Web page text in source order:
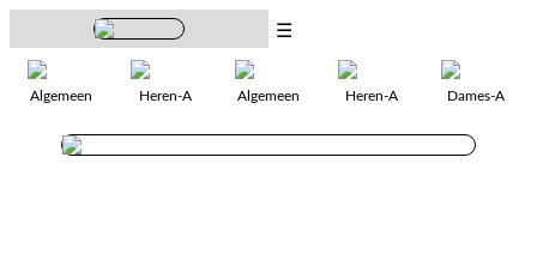
☰
Algemeen Heren-A Algemeen Heren-A Dames-A